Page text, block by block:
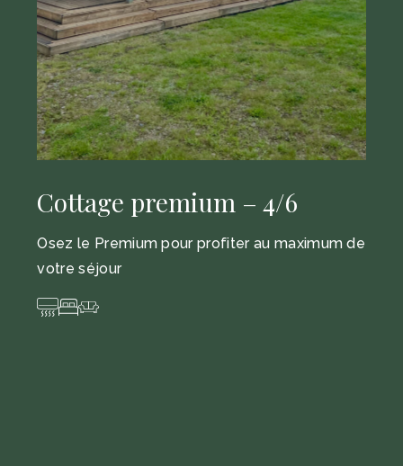
Cottage premium – 4/6
Osez le Premium pour profiter au maximum de
votre séjour